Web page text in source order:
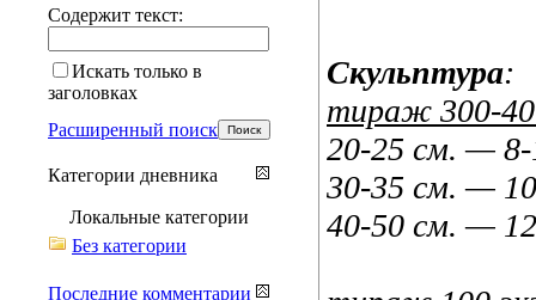
Скульптура:
тираж 300-
20-25 см. —
30-35 см. —
40-50 см. —
Содержит текст:
Искать только в
заголовках
Расширенный поиск
Категории дневника
Локальные категории
Без категории
Последние комментарии